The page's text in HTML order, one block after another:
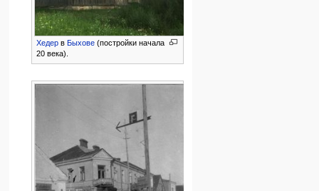
Хедерв Быхове(постройки начала
20 века).